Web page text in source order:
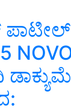
NOVO